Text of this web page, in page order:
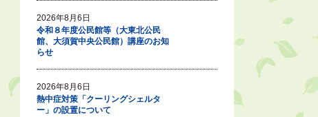
2026年8月6日
令和８年度公民館等（大東北公民
館、大須賀中央公民館）講座のお知
らせ
2026年8月6日
熱中症対策「クーリングシェルタ
ー」の設置について